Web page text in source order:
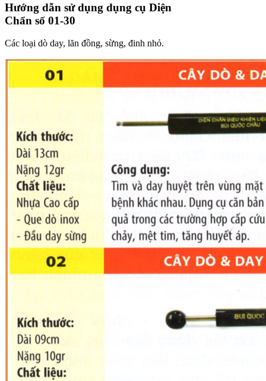
Hướng dẫn sử dụng dụng cụ Diện
Chẩn số 01-30
Các loại dò day, lăn đồng, sừng, đinh nhỏ.